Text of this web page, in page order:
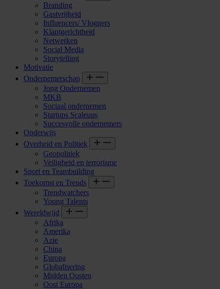
Branding
Gastvrijheid
Influencers/ Vloggers
Klantgerichtheid
Netwerken
Social Media
Storytelling
Motivatie
Ondernemerschap
Jong Ondernemen
MKB
Sociaal ondernemen
Startups Scaleups
Succesvolle ondernemers
Onderwijs
Overheid en Politiek
Geopolitiek
Veiligheid en terrorisme
Sport en Teambuilding
Toekomst en Trends
Trendwatchers
Young Talents
Wereldwijd
Afrika
Amerika
Azie
China
Europa
Globalisering
Midden Oosten
Oost Europa